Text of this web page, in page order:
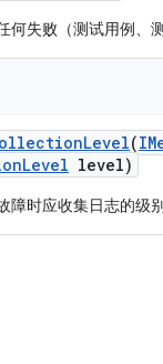
何失败（测试用例、
Level(
Level level)
障时应收集日志的级别